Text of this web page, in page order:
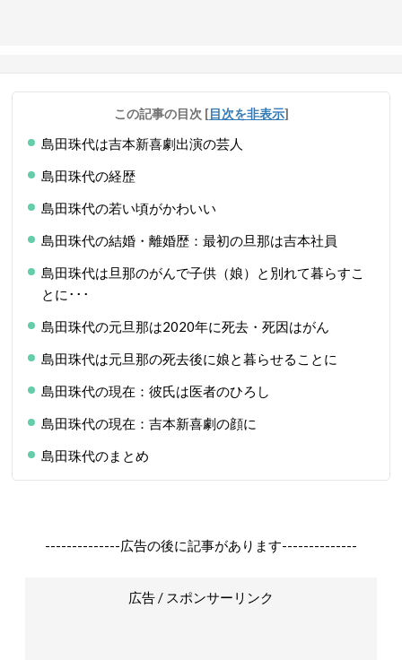
この記事の目次 [目次を非表示]
島田珠代は吉本新喜劇出演の芸人
島田珠代の経歴
島田珠代の若い頃がかわいい
島田珠代の結婚・離婚歴：最初の旦那は吉本社員
島田珠代は旦那のがんで子供（娘）と別れて暮らすこ
とに･･･
島田珠代の元旦那は2020年に死去・死因はがん
島田珠代は元旦那の死去後に娘と暮らせることに
島田珠代の現在：彼氏は医者のひろし
島田珠代の現在：吉本新喜劇の顔に
島田珠代のまとめ
--------------広告の後に記事があります--------------
広告 / スポンサーリンク